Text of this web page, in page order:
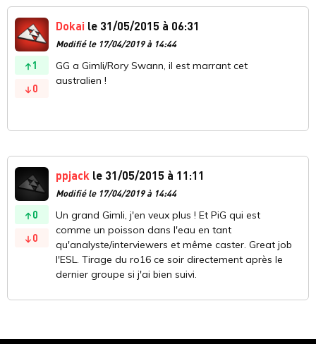
1
0
Dokai le 31/05/2015 à 06:31
Modifié le 17/04/2019 à 14:44
GG a Gimli/Rory Swann, il est marrant cet
australien !
0
0
ppjack le 31/05/2015 à 11:11
Modifié le 17/04/2019 à 14:44
Un grand Gimli, j'en veux plus ! Et PiG qui est
comme un poisson dans l'eau en tant
qu'analyste/interviewers et même caster. Great job
l'ESL. Tirage du ro16 ce soir directement après le
dernier groupe si j'ai bien suivi.